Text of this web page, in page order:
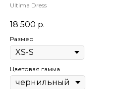
Ultima Dress
18 500 р.
Размер
Цветовая гамма